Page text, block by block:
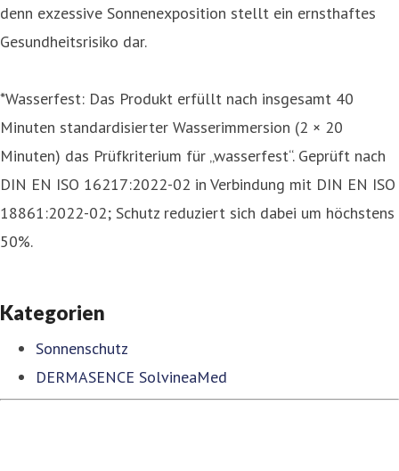
denn exzessive Sonnenexposition stellt ein ernsthaftes
Gesundheitsrisiko dar.
*Wasserfest: Das Produkt erfüllt nach insgesamt 40
Minuten standardisierter Wasserimmersion (2 × 20
Minuten) das Prüfkriterium für „wasserfest“. Geprüft nach
DIN EN ISO 16217:2022-02 in Verbindung mit DIN EN ISO
18861:2022-02; Schutz reduziert sich dabei um höchstens
50%.
Kategorien
Sonnenschutz
DERMASENCE SolvineaMed